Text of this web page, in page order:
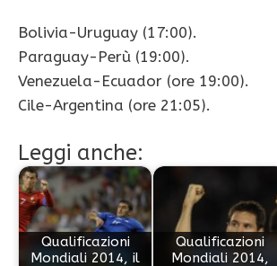
Bolivia-Uruguay (17:00).
Paraguay-Perù (19:00).
Venezuela-Ecuador (ore 19:00).
Cile-Argentina (ore 21:05).
Leggi anche:
Qualificazioni
Mondiali 2014, il
Qualificazioni
Mondiali 2014,